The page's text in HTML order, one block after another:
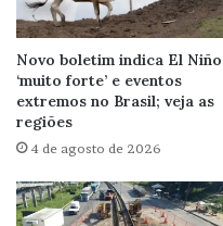
Novo boletim indica El Niño
‘muito forte’ e eventos
extremos no Brasil; veja as
regiões
4 de agosto de 2026